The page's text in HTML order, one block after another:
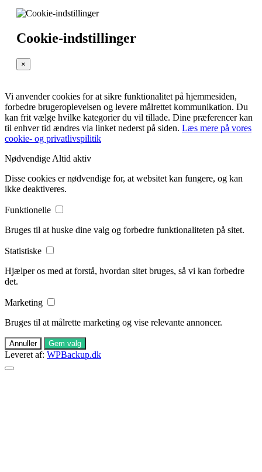
Cookie-indstillinger
×
Vi anvender cookies for at sikre funktionalitet på hjemmesiden,
forbedre brugeroplevelsen og levere målrettet kommunikation. Du
kan frit vælge hvilke kategorier du vil tillade. Dine præferencer kan
til enhver tid ændres via linket nederst på siden. Læs mere på vores
cookie- og privatlivspilitik
Nødvendige Altid aktiv
Disse cookies er nødvendige for, at websitet kan fungere, og kan
ikke deaktiveres.
Funktionelle
Bruges til at huske dine valg og forbedre funktionaliteten på sitet.
Statistiske
Hjælper os med at forstå, hvordan sitet bruges, så vi kan forbedre
det.
Marketing
Bruges til at målrette marketing og vise relevante annoncer.
Annuller Gem valg
Leveret af: WPBackup.dk